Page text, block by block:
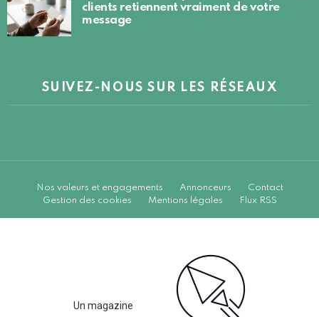
clients retiennent vraiment de votre
message
SUIVEZ-NOUS SUR LES RÉSEAUX
Nos valeurs et engagements Annonceurs
Contact
Gestion des cookies
Mentions légales Flux RSS
Un magazine